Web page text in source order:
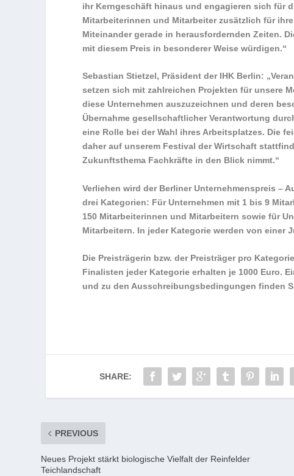
ihr Kerngeschäft hinaus und engagieren sich für
Mitarbeiterinnen und Mitarbeiter zusätzlich für
Miteinander gerade in herausfordernden Zeiten.
mit diesem Preis in besonderer Weise würdigen.“
Sebastian Stietzel, Präsident der IHK Berlin:
setzen sich mit zahlreichen Projekten für unsere
diese Unternehmen auszuzeichnen und deren
Übernahme gesellschaftlicher Verantwortung
eine Rolle bei der Wahl ihres Arbeitsplatzes. Die
daher auf unserem Festival der Wirtschaft
Zukunftsthema Fachkräfte in den Blick nimmt.“
Verliehen wird der Berliner Unternehmenspreis –
drei Kategorien: Für Unternehmen mit 1 bis 9
150 Mitarbeiterinnen und Mitarbeitern sowie für
Mitarbeitern. In jeder Kategorie werden von einer
Die Preisträgerin bzw. der Preisträger pro
Finalisten jeder Kategorie erhalten je 1000 Euro.
und zu den Ausschreibungsbedingungen finden
SHARE:
PREVIOUS
Neues Projekt stärkt biologische Vielfalt der Reinfelder
Teichlandschaft